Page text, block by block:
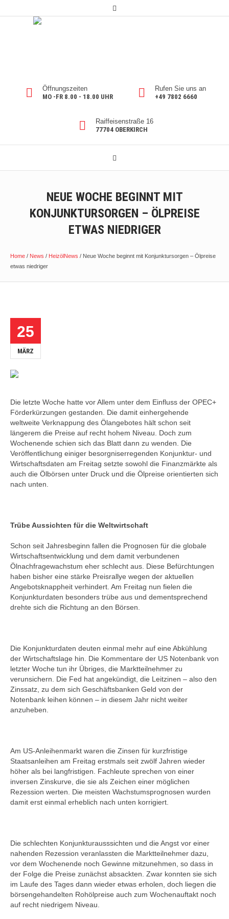
Öffnungszeiten
MO -FR 8.00 - 18.00 UHR
Rufen Sie uns an
+49 7802 6660
Raiffeisenstraße 16
77704 OBERKIRCH
NEUE WOCHE BEGINNT MIT
KONJUNKTURSORGEN – ÖLPREISE
ETWAS NIEDRIGER
Home / News / HeizölNews / Neue Woche beginnt mit Konjunktursorgen – Ölpreise
etwas niedriger
25
MÄRZ
Die letzte Woche hatte vor Allem unter dem Einfluss der OPEC+
Förderkürzungen gestanden. Die damit einhergehende
weltweite Verknappung des Ölangebotes hält schon seit
längerem die Preise auf recht hohem Niveau. Doch zum
Wochenende schien sich das Blatt dann zu wenden. Die
Veröffentlichung einiger besorgniserregenden Konjunktur- und
Wirtschaftsdaten am Freitag setzte sowohl die Finanzmärkte als
auch die Ölbörsen unter Druck und die Ölpreise orientierten sich
nach unten.
Trübe Aussichten für die Weltwirtschaft
Schon seit Jahresbeginn fallen die Prognosen für die globale
Wirtschaftsentwicklung und dem damit verbundenen
Ölnachfragewachstum eher schlecht aus. Diese Befürchtungen
haben bisher eine stärke Preisrallye wegen der aktuellen
Angebotsknappheit verhindert. Am Freitag nun fielen die
Konjunkturdaten besonders trübe aus und dementsprechend
drehte sich die Richtung an den Börsen.
Die Konjunkturdaten deuten einmal mehr auf eine Abkühlung
der Wirtschaftslage hin. Die Kommentare der US Notenbank von
letzter Woche tun ihr Übriges, die Marktteilnehmer zu
verunsichern. Die Fed hat angekündigt, die Leitzinen – also den
Zinssatz, zu dem sich Geschäftsbanken Geld von der
Notenbank leihen können – in diesem Jahr nicht weiter
anzuheben.
Am US-Anleihenmarkt waren die Zinsen für kurzfristige
Staatsanleihen am Freitag erstmals seit zwölf Jahren wieder
höher als bei langfristigen. Fachleute sprechen von einer
inversen Zinskurve, die sie als Zeichen einer möglichen
Rezession werten. Die meisten Wachstumsprognosen wurden
damit erst einmal erheblich nach unten korrigiert.
Die schlechten Konjunkturausssichten und die Angst vor einer
nahenden Rezession veranlassten die Marktteilnehmer dazu,
vor dem Wochenende noch Gewinne mitzunehmen, so dass in
der Folge die Preise zunächst absackten. Zwar konnten sie sich
im Laufe des Tages dann wieder etwas erholen, doch liegen die
börsengehandelten Rohölpreise auch zum Wochenauftakt noch
auf recht niedrigem Niveau.